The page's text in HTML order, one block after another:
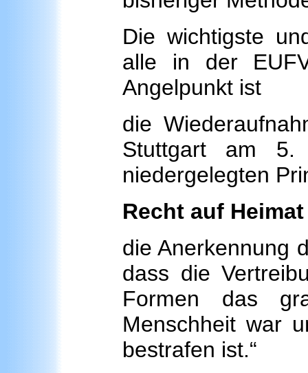
Die wichtigste
alle in der
Angelpunkt ist
die
Stuttgart am 5.
niedergelegten
Recht auf Heimat
die Anerkennung
dass die
Formen das
Menschheit war
bestrafen ist.“